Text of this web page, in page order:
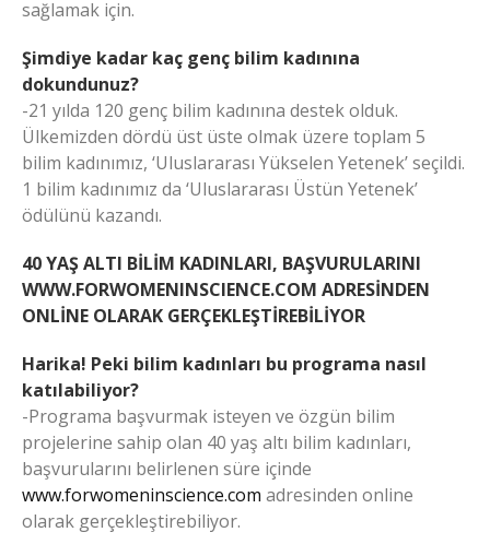
sağlamak için.
Şimdiye kadar kaç genç bilim kadınına
dokundunuz?
-21 yılda 120 genç bilim kadınına destek olduk.
Ülkemizden dördü üst üste olmak üzere toplam 5
bilim kadınımız, ‘Uluslararası Yükselen Yetenek’ seçildi.
1 bilim kadınımız da ‘Uluslararası Üstün Yetenek’
ödülünü kazandı.
40 YAŞ ALTI BİLİM KADINLARI, BAŞVURULARINI
WWW.FORWOMENINSCIENCE.COM ADRESİNDEN
ONLİNE OLARAK GERÇEKLEŞTİREBİLİYOR
Harika! Peki bilim kadınları bu programa nasıl
katılabiliyor?
-Programa başvurmak isteyen ve özgün bilim
projelerine sahip olan 40 yaş altı bilim kadınları,
başvurularını belirlenen süre içinde
www.forwomeninscience.com adresinden online
olarak gerçekleştirebiliyor.